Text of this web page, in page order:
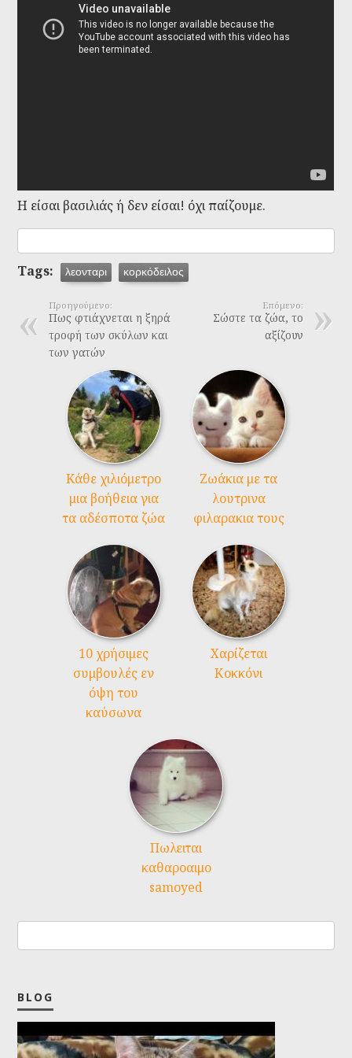
Η είσαι βασιλιάς ή δεν είσαι! όχι παίζουμε.
Tags: λεονταρι κορκόδειλος
Επόμενο:
Σώστε τα ζώα, το
αξίζουν
Προηγούμενο:
Πως φτιάχνεται η ξηρά
τροφή των σκύλων και
των γατών
Kάθε χιλιόμετρο
μια βοήθεια για
τα αδέσποτα ζώα
Ζωάκια με τα
λουτρινα
φιλαρακια τους
10 χρήσιμες
συμβουλές εν
όψη του
καύσωνα
Χαρίζεται
Κοκκόνι
Πωλειται
καθαροαιμο
samoyed
BLOG